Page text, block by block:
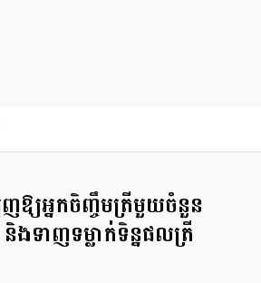
ញឱ្យអ្នកចិញ្ចឹមត្រីមួយចំនួន
ងទាញទម្លាក់ទិន្នផលត្រី